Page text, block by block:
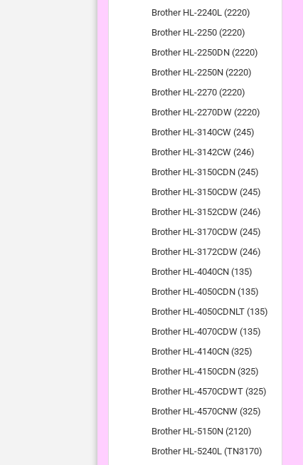
Brother HL-2240L (2220)
Brother HL-2250 (2220)
Brother HL-2250DN (2220)
Brother HL-2250N (2220)
Brother HL-2270 (2220)
Brother HL-2270DW (2220)
Brother HL-3140CW (245)
Brother HL-3142CW (246)
Brother HL-3150CDN (245)
Brother HL-3150CDW (245)
Brother HL-3152CDW (246)
Brother HL-3170CDW (245)
Brother HL-3172CDW (246)
Brother HL-4040CN (135)
Brother HL-4050CDN (135)
Brother HL-4050CDNLT (135)
Brother HL-4070CDW (135)
Brother HL-4140CN (325)
Brother HL-4150CDN (325)
Brother HL-4570CDWT (325)
Brother HL-4570CNW (325)
Brother HL-5150N (2120)
Brother HL-5240L (TN3170)